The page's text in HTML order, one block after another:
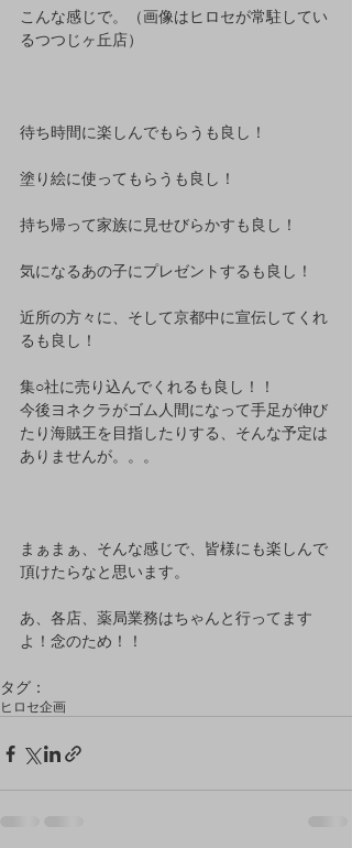
こんな感じで。（画像はヒロセが常駐してい
るつつじヶ丘店）
待ち時間に楽しんでもらうも良し！
塗り絵に使ってもらうも良し！
持ち帰って家族に見せびらかすも良し！
気になるあの子にプレゼントするも良し！
近所の方々に、そして京都中に宣伝してくれ
るも良し！
集○社に売り込んでくれるも良し！！
今後ヨネクラがゴム人間になって手足が伸び
たり海賊王を目指したりする、そんな予定は
ありませんが。。。
まぁまぁ、そんな感じで、皆様にも楽しんで
頂けたらなと思います。
あ、各店、薬局業務はちゃんと行ってます
よ！念のため！！
タグ：
ヒロセ企画